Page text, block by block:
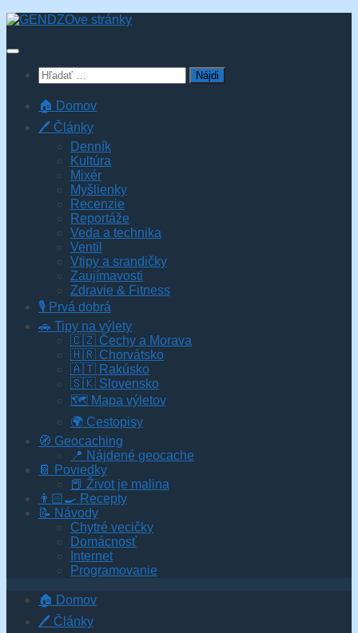
Skip
content
Hľadať:
🏠 Domov
🖊️ Články
Denník
Kultúra
Mixér
Myšlienky
Recenzie
Reportáže
Veda a technika
Ventil
Vtipy a srandičky
Zaujímavosti
Zdravie & Fitness
🎙️ Prvá dobrá
🚗 Tipy na výlety
🇨🇿 Čechy a Morava
🇭🇷 Chorvátsko
🇦🇹 Rakúsko
🇸🇰 Slovensko
🗺 Mapa výletov
🌍 Cestopisy
🧭 Geocaching
📍 Nájdené geocache
📔 Poviedky
📕 Život je malina
👨🏻‍🍳 Recepty
📝 Návody
Chytré vecičky
Domácnosť
Internet
Programovanie
🏠 Domov
🖊️ Články